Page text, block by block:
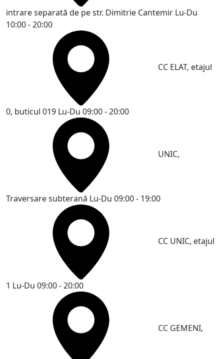
intrare separată de pe str. Dimitrie Cantemir Lu-Du
10:00 - 20:00
CC ELAT, etajul
0, buticul 019 Lu-Du 09:00 - 20:00
UNIC,
Traversare subterană Lu-Du 09:00 - 19:00
CC UNIC, etajul
1 Lu-Du 09:00 - 20:00
CC GEMENI,